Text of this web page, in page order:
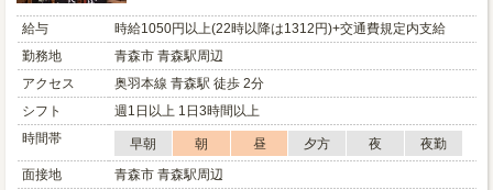
給与
時給1050円以上(22時以降は1312円)+交通費規定内支給
勤務地
青森市 青森駅周辺
アクセス
奥羽本線 青森駅 徒歩 2分
シフト
週1日以上 1日3時間以上
時間帯
早朝 朝 昼 夕方 夜
夜勤
面接地
青森市 青森駅周辺